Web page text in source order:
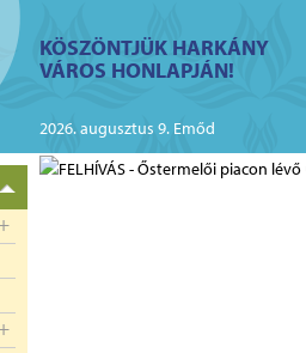
KÖSZÖNTJÜK HARKÁNY
VÁROS HONLAPJÁN!
2026. augusztus 9. Emőd